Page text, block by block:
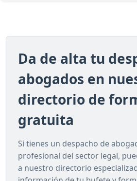
Da de alta tu
abogados en
directorio de
gratuita
Si tienes un despacho de
profesional del sector legal,
a nuestro directorio